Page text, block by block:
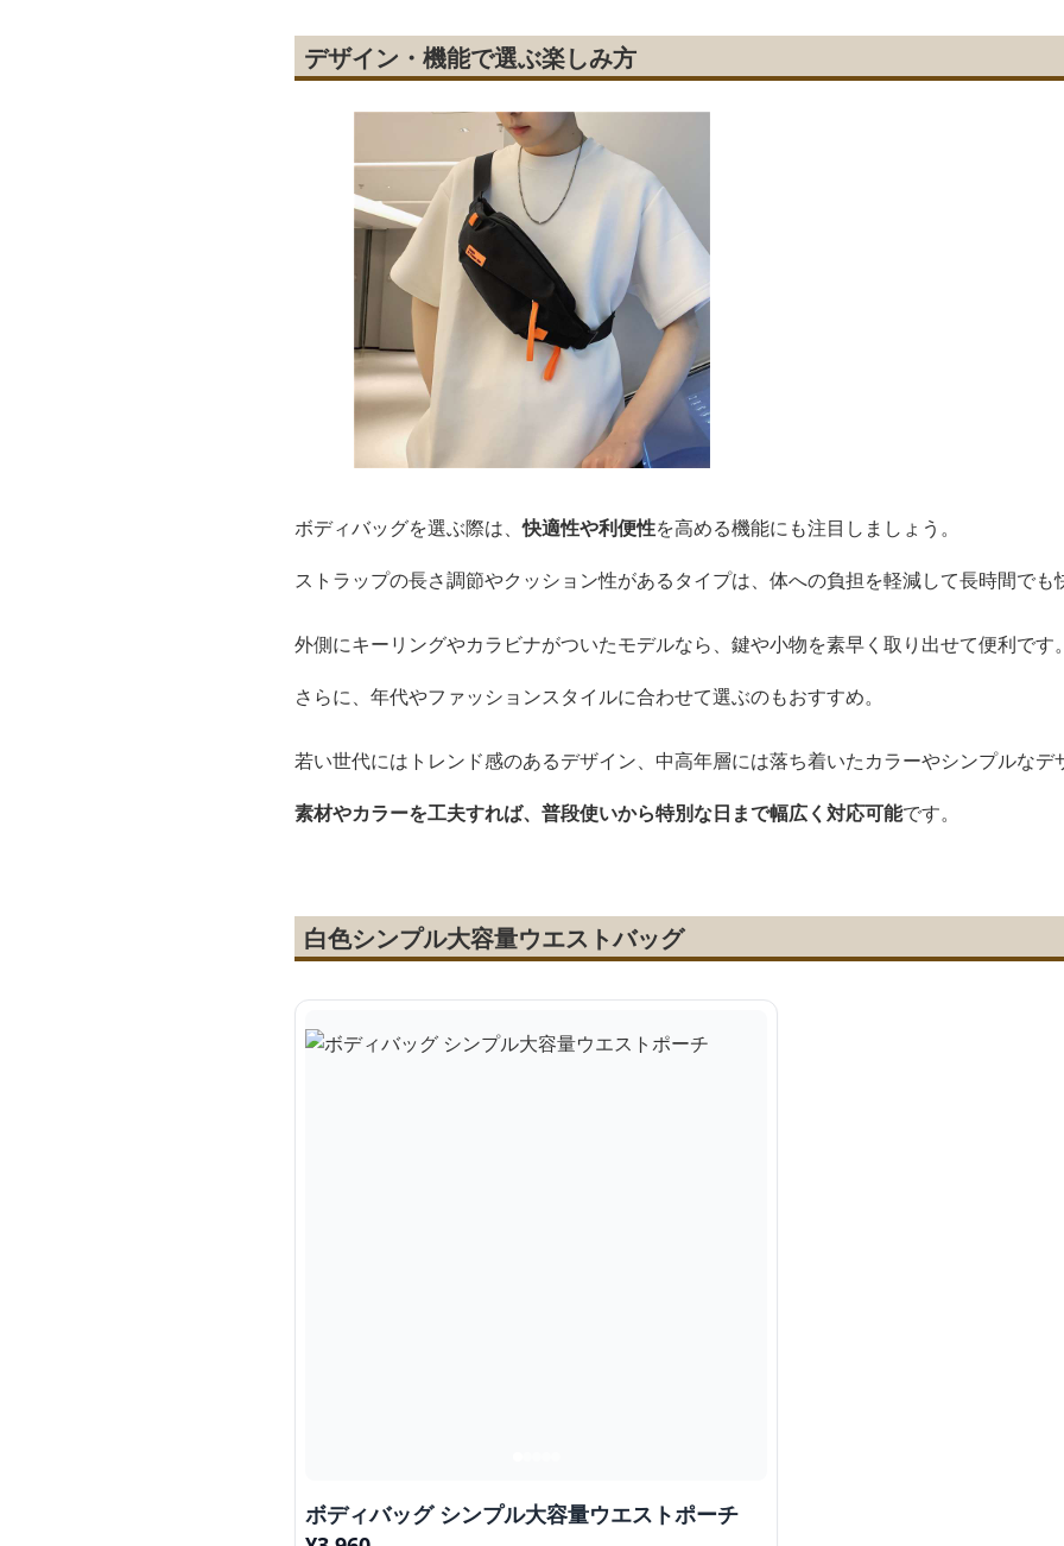
デザイン・機能で選ぶ楽しみ方
ボディバッグを選ぶ際は、快適性や利便性を高める機能にも注目しましょう。
ストラップの長さ調節やクッション性があるタイプは、体への負担を軽減して長時間でも
外側にキーリングやカラビナがついたモデルなら、鍵や小物を素早く取り出せて便利です
さらに、年代やファッションスタイルに合わせて選ぶのもおすすめ。
若い世代にはトレンド感のあるデザイン、中高年層には落ち着いたカラーやシンプルなデ
素材やカラーを工夫すれば、普段使いから特別な日まで幅広く対応可能です。
白色シンプル大容量ウエストバッグ
ボディバッグ シンプル大容量ウエストポーチ